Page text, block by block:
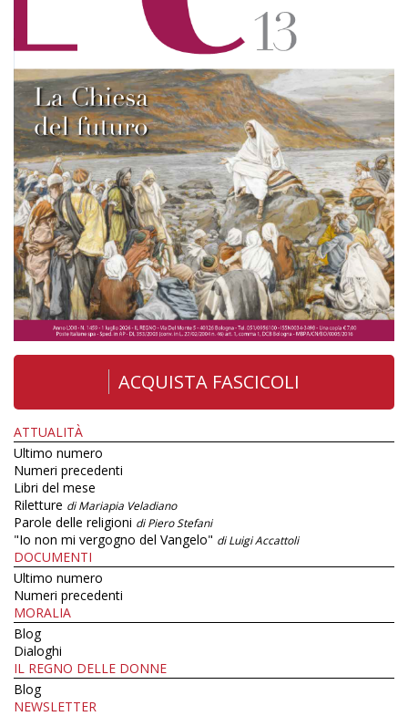
ACQUISTA FASCICOLI
ATTUALITÀ
Ultimo numero
Numeri precedenti
Libri del mese
Riletture di Mariapia Veladiano
Parole delle religioni di Piero Stefani
"Io non mi vergogno del Vangelo" di Luigi Accattoli
DOCUMENTI
Ultimo numero
Numeri precedenti
MORALIA
Blog
Dialoghi
IL REGNO DELLE DONNE
Blog
NEWSLETTER